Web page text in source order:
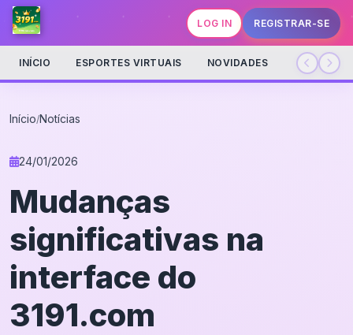
LOG IN REGISTRAR-SE
INÍCIO ESPORTES VIRTUAIS NOVIDADES
Início/Notícias
24/01/2026
Mudanças
significativas na
interface do
3191.com